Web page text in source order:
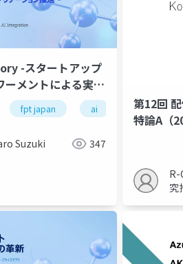
ップ
ーメントによる実社
リケーション推進 -
fpt japan ai genai
Suzuki 347
第12回
特論A（
究